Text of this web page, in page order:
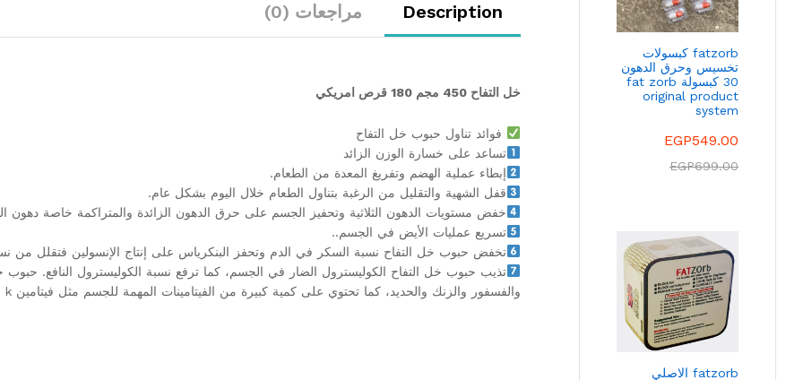
Description مراجعات (0)
خل التفاح 450 مجم 180 قرص امريكي
فوائد تناول حبوب خل التفاح
تساعد على خسارة الوزن الزائد
إبطاء عملية الهضم وتفريغ المعدة من الطعام.
قفل الشهية والتقليل من الرغبة بتناول الطعام خلال اليوم بشكل عام.
خفض مستويات الدهون الثلاثية وتحفيز الجسم على حرق الدهون الزائدة والمتراكمة خاصة دهون
تسريع عمليات الأيض في الجسم..
تخفض حبوب خل التفاح نسبة السكر في الدم وتحفز البنكرياس على إنتاج الإنسولين فتقلل من
تذيب حبوب خل التفاح الكوليسترول الضار في الجسم، كما ترفع نسبة الكوليسترول النافع. حبوب
والفسفور والزنك والحديد، كما تحتوي على كمية كبيرة من الفيتامينات المهمة للجسم مثل فيتامين k وفيتامين b2، وغيرها من الفيتامينات
fatzorb كبسولات
تخسيس وحرق الدهون
30 كبسولة fat zorb
original product
system
EGP549.00
EGP699.00
fatzorb الاصلي